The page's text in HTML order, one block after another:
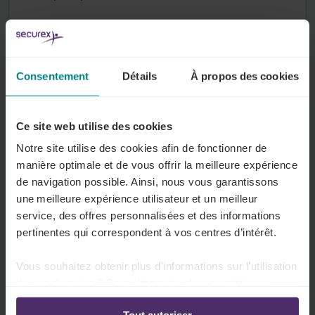
Consentement Détails À propos des cookies
Ce site web utilise des cookies
Notre site utilise des cookies afin de fonctionner de
manière optimale et de vous offrir la meilleure expérience
de navigation possible. Ainsi, nous vous garantissons
une meilleure expérience utilisateur et un meilleur
service, des offres personnalisées et des informations
pertinentes qui correspondent à vos centres d’intérêt.
Vous souhaitez obtenir plus d'informations sur l'utilisation
ligne:
Tout sur ce sujet
Durée de travail
La loi nationale sur le travail fixe des limites à
la durée quotidienne et hebdomadaire du
travail. Votre secteur peut prévoir des
dérogations, vous donnant plus ou moins de
flexibilité.
Tout sur ce sujet
Vacances & congés extra-légaux